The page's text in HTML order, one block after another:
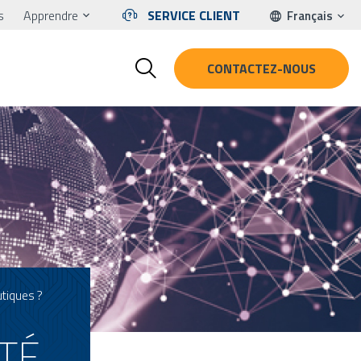
Apprendre SERVICE CLIENT Français
CONTACTEZ-NOUS
?